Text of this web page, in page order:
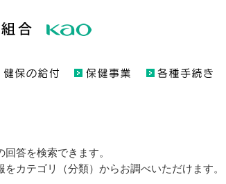
答を検索できます。
をカテゴリ（分類）からお調べいただけます。